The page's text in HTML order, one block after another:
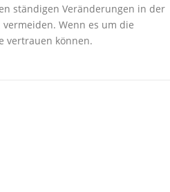
ständigen Veränderungen in der
Wenn es um die
vertrauen können.